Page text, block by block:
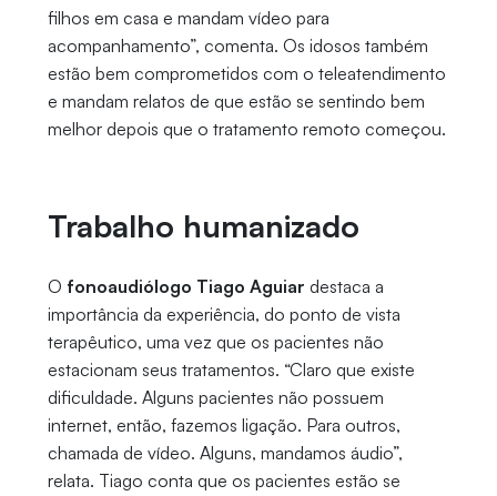
filhos em casa e mandam vídeo para
acompanhamento”, comenta. Os idosos também
estão bem comprometidos com o teleatendimento
e mandam relatos de que estão se sentindo bem
melhor depois que o tratamento remoto começou.
Trabalho humanizado
O fonoaudiólogo Tiago Aguiar destaca a
importância da experiência, do ponto de vista
terapêutico, uma vez que os pacientes não
estacionam seus tratamentos. “Claro que existe
dificuldade. Alguns pacientes não possuem
internet, então, fazemos ligação. Para outros,
chamada de vídeo. Alguns, mandamos áudio”,
relata. Tiago conta que os pacientes estão se